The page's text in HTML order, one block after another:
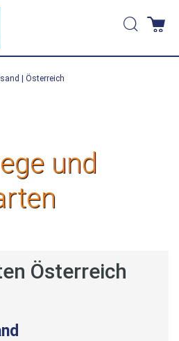
Inhalt
Suche
| Österreich
und
Österreich